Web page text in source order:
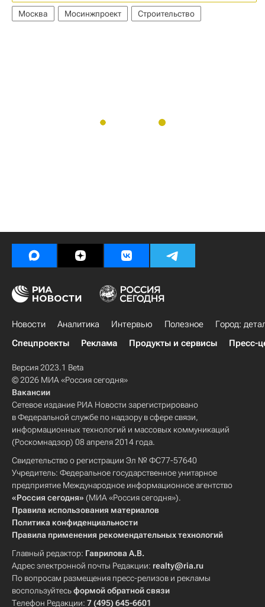
Москва
Мосинжпроект Строительство
Новости Аналитика Интервью Полезное
Город:
Спецпроекты
Реклама Продукты и сервисы Пресс-
Версия 2023.1 Beta
© 2026 МИА «Россия сегодня»
Вакансии
Сетевое издание РИА Новости зарегистрировано
в Федеральной службе по надзору в сфере связи,
информационных технологий и массовых коммуникаций
(Роскомнадзор) 08 апреля 2014 года.
Свидетельство о регистрации Эл № ФС77-57640
Учредитель: Федеральное государственное унитарное
предприятие Международное информационное агентство
«Россия сегодня» (МИА «Россия сегодня»).
Правила использования материалов
Политика конфиденциальности
Правила применения рекомендательных технологий
Главный редактор: Гаврилова А.В.
Адрес электронной почты Редакции: realty@ria.ru
По вопросам размещения пресс-релизов и рекламы
воспользуйтесьформой обратной связи
Телефон Редакции: 7 (495) 645-6601